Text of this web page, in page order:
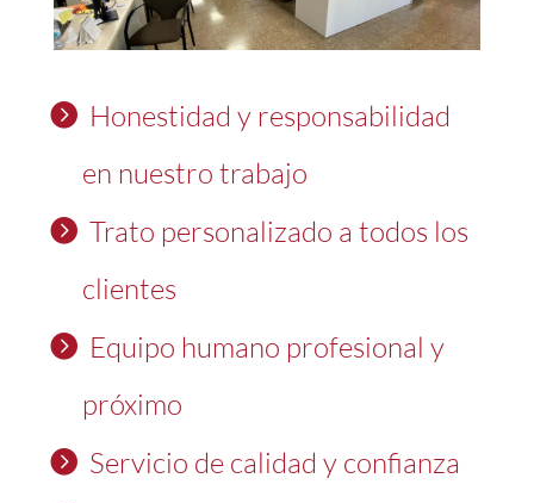
Honestidad y responsabilidad
en nuestro trabajo
Trato personalizado a todos los
clientes
Equipo humano profesional y
próximo
Servicio de calidad y confianza